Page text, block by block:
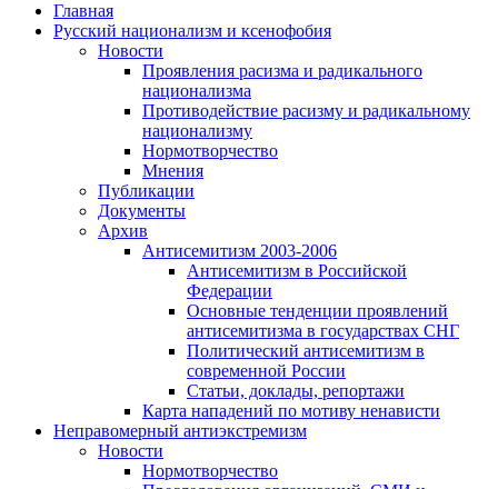
Главная
Русский национализм и ксенофобия
Новости
Проявления расизма и радикального
национализма
Противодействие расизму и радикальному
национализму
Нормотворчество
Мнения
Публикации
Документы
Архив
Антисемитизм 2003-2006
Антисемитизм в Российской
Федерации
Основные тенденции проявлений
антисемитизма в государствах СНГ
Политический антисемитизм в
современной России
Статьи, доклады, репортажи
Карта нападений по мотиву ненависти
Неправомерный антиэкстремизм
Новости
Нормотворчество